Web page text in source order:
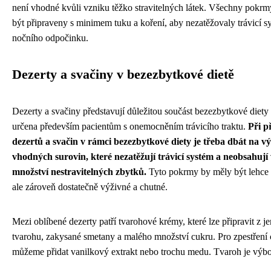
není vhodné kvůli vzniku těžko stravitelných látek. Všechny
být připraveny s minimem tuku a koření, aby nezatěžovaly trávicí
nočního odpočinku.
Dezerty a svačiny v bezezbytkové dietě
Dezerty a svačiny představují důležitou součást bezezbytkové
určena především pacientům s onemocněním trávicího traktu. Při
dezertů a svačin v rámci bezezbytkové diety je třeba dbát na
vhodných surovin, které nezatěžují trávicí systém a neobsahují
množství nestravitelných zbytků. Tyto pokrmy by měly být lehce
ale zároveň dostatečně výživné a chutné.
Mezi oblíbené dezerty patří tvarohové krémy, které lze připravit z
tvarohu, zakysané smetany a malého množství cukru. Pro zpestření
můžeme přidat vanilkový extrakt nebo trochu medu. Tvaroh je